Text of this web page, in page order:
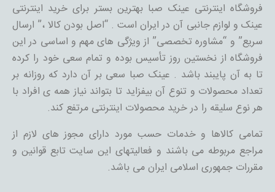
فروشگاه اینترنتی عینک صبا بهترین بستر برای خرید اینترنتی
عینک و لوازم جانبی آن در ایران است . “اصل بودن کالا ،” ارسال
سریع” و “مشاوره تخصصی” از ویژگی های مهم و اساسی در این
فروشگاه از نخستین روز تأسیس بوده و تمام سعی خود را کرده
تا به آن پایبند باشد . عینک صبا سعی بر آن دارد که روزانه بر
تعداد محصولات و تنوع آن بیفزاید تا بتواند نیاز همه ی افراد با
هر نوع سلیقه را در خرید محصولات اینترنتی مرتفع کند.
تمامی کالاها و خدمات حسب مورد دارای مجوز های لازم از
مراجع مربوطه می باشند و فعالیتهای این سایت تابع قوانین و
مقررات جمهوری اسلامی ایران می باشد.